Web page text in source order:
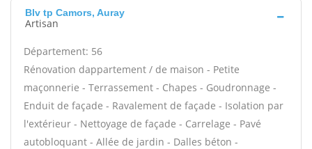
Blv tp Camors, Auray
Artisan
Département: 56
Rénovation dappartement / de maison - Petite
maçonnerie - Terrassement - Chapes - Goudronnage -
Enduit de façade - Ravalement de façade - Isolation par
l'extérieur - Nettoyage de façade - Carrelage - Pavé
autobloquant - Allée de jardin - Dalles béton -